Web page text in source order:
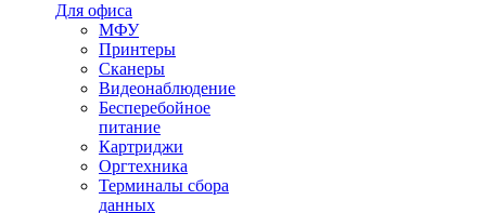
Для офиса
МФУ
Принтеры
Сканеры
Видеонаблюдение
Бесперебойное
питание
Картриджи
Оргтехника
Терминалы сбора
данных